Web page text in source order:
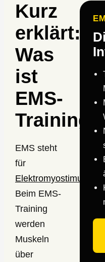
Kurz
erklärt:
Was
ist
EMS-
Training?
EMS steht
für
Elektromyostimulation
Beim EMS-
Training
werden
Muskeln
über